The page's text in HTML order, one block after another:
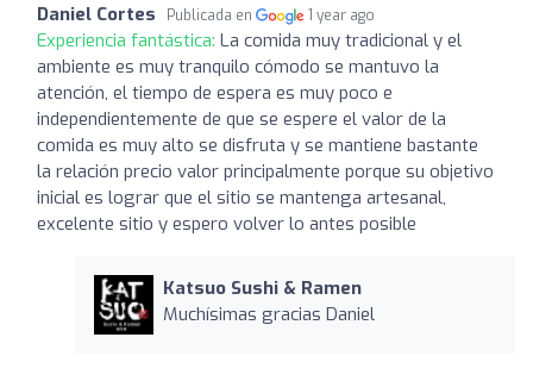
Daniel Cortes Publicada en 1 year ago
Experiencia fantástica: La comida muy tradicional y el
ambiente es muy tranquilo cómodo se mantuvo la
atención, el tiempo de espera es muy poco e
independientemente de que se espere el valor de la
comida es muy alto se disfruta y se mantiene bastante
la relación precio valor principalmente porque su objetivo
inicial es lograr que el sitio se mantenga artesanal,
excelente sitio y espero volver lo antes posible
Katsuo Sushi & Ramen
Muchísimas gracias Daniel